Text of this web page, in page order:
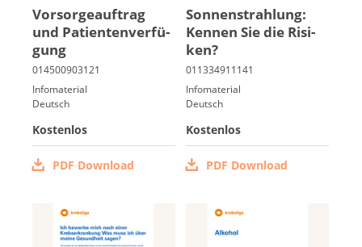
Italiano
Vor­sor­ge­auf­trag
und Pa­ti­en­ten­ver­fü­
gung
Infomaterial
Deutsch
Kostenlos
PDF Download
Son­nen­strah­lung:
Ken­nen Sie die Ri­si­
ken?
Infomaterial
Deutsch
Kostenlos
PDF Download